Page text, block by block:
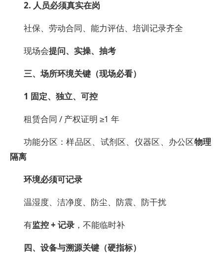
2. 人员必须真实在岗
社保、劳动合同、能力评估、培训记录齐全
现场会提问、实操、抽考
三、场所环境关键（现场必看）
1 固定、独立、可控
租赁合同 / 产权证明 ≥1 年
功能分区：样品区、试剂区、仪器区、办公区物理
隔离
环境必须可记录
温湿度、洁净度、防尘、防震、防干扰
有监控 + 记录 ，不能临时补
四、设备与溯源关键（硬指标）